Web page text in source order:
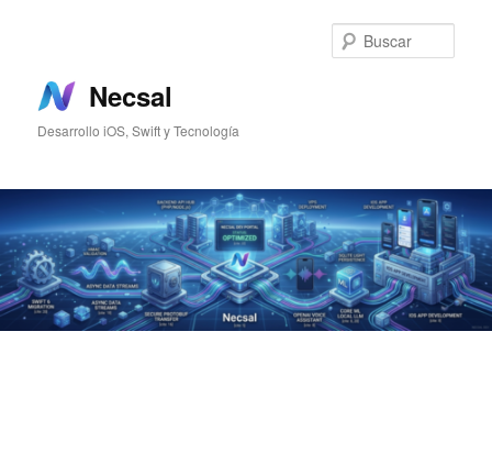
principal
Necsal
Desarrollo iOS, Swift y Tecnología